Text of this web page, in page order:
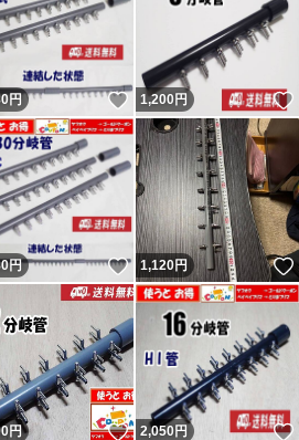
す。箱梱包での破損は輸送業者の
話であれば。 問題あれば対応後
小学生しか守らなそうなルールは
」と言ってくる者です。「大人数
消えるらしいよ。」と脅しなのか
る者です。
済だがポストに無い』という事で
に報告し対応しているのに不当評
無いのに理不尽な評価されれば相
す。何故か「脅された」とコメン
す。 最新の評価コメントは反論
違います。私の返答は一部変更・
！
円 いいね！
1,200 円
！
円 いいね！
1,120円
！
円 いいね！
2,050円